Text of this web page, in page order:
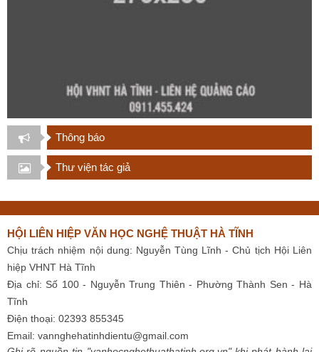
Thông báo
Thư viện tác giả
HỘI LIÊN HIỆP VĂN HỌC NGHỆ THUẬT HÀ TĨNH
Chịu trách nhiệm nội dung: Nguyễn Tùng Lĩnh - Chủ tịch Hội Liên
hiệp VHNT Hà Tĩnh
Địa chỉ: Số 100 - Nguyễn Trung Thiên - Phường Thành Sen - Hà
Tĩnh
Điện thoại: 02393 855345
Email: vannghehatinhdientu@gmail.com